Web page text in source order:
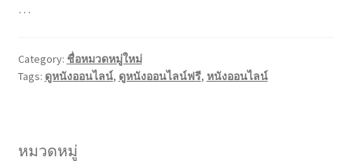
…
Category: ชื่อหมวดหมู่ใหม่
Tags: ดูหนังออนไลน์, ดูหนังออนไลน์ฟรี, หนังออนไลน์
หมวดหมู่